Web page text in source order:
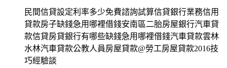
民間信貸設定利率多少免費諮詢試算信貸銀行業務信用
貸款房子缺錢急用哪裡借錢安南區二胎房屋銀行汽車貸
款信貸房貸銀行有哪些缺錢急用哪裡借錢汽車貸款雲林
水林汽車貸款公教人員房屋貸款@勞工房屋貸款2016技
巧經驗談